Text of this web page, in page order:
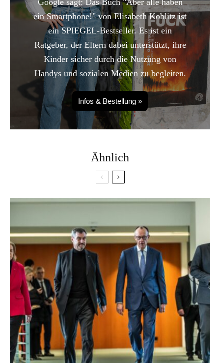
Google sagt: Das Buch "Aber alle haben
ein Smartphone!" von Elisabeth Koblitz ist
ein SPIEGEL-Bestseller. Es ist ein
Ratgeber, der Eltern dabei unterstützt, ihre
Kinder sicher durch die Nutzung von
Handys und sozialen Medien zu begleiten.
Infos & Bestellung »
Ähnlich